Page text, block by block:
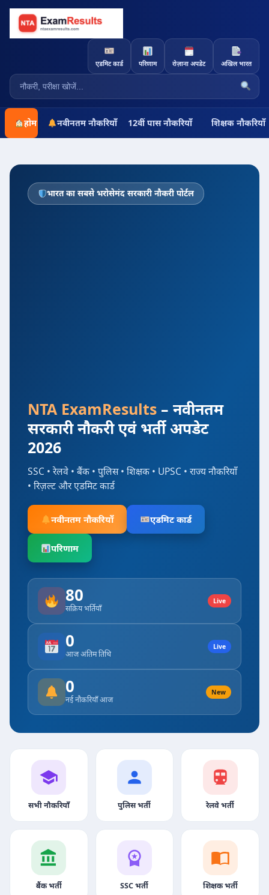
एडमिट कार्ड परिणाम रोज़ाना अपडेट अखिल भारत
होम नवीनतम नौकरियाँ 12वीं पास नौकरियाँ शिक्षक नौकरियाँ
भारत का सबसे भरोसेमंद सरकारी नौकरी पोर्टल
NTA ExamResults – नवीनतम
सरकारी नौकरी एवं भर्ती अपडेट
2026
SSC • रेलवे • बैंक • पुलिस • शिक्षक • UPSC • राज्य नौकरियाँ
• रिज़ल्ट और एडमिट कार्ड
नवीनतम नौकरियाँ एडमिट कार्ड
परिणाम
80
सक्रिय भर्तियाँ
Live
0
आज अंतिम तिथि
Live
0
नई नौकरियाँ आज
New
सभी नौकरियाँ पुलिस भर्ती रेलवे भर्ती
बैंक भर्ती SSC भर्ती शिक्षक भर्ती